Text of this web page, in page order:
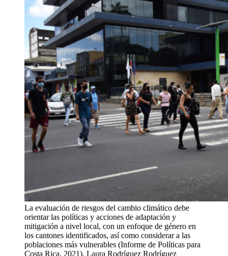
La evaluación de riesgos del cambio climático debe
orientar las políticas y acciones de adaptación y
mitigación a nivel local, con un enfoque de género en
los cantones identificados, así como considerar a las
poblaciones más vulnerables (Informe de Políticas para
Costa Rica, 2021). Laura Rodríguez Rodríguez